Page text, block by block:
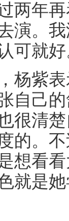
两年
演。
可就好
紫表
自己
很清
的。
想看
就是